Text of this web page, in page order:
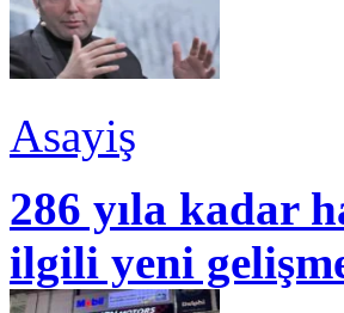
Asayiş
286 yıla kadar
ilgili yeni